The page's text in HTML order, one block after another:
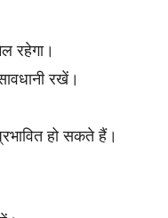
रहेगा।
रखें।
हो सकते हैं।